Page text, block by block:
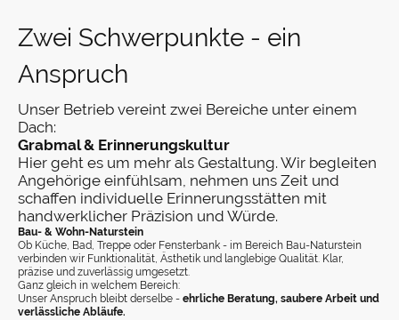
Zwei Schwerpunkte - ein
Anspruch
Unser Betrieb vereint zwei Bereiche unter einem
Dach:
Grabmal & Erinnerungskultur
Hier geht es um mehr als Gestaltung. Wir begleiten
Angehörige einfühlsam, nehmen uns Zeit und
schaffen individuelle Erinnerungsstätten mit
handwerklicher Präzision und Würde.
Bau- & Wohn-Naturstein
Ob Küche, Bad, Treppe oder Fensterbank - im Bereich Bau-Naturstein
verbinden wir Funktionalität, Ästhetik und langlebige Qualität. Klar,
präzise und zuverlässig umgesetzt.
Ganz gleich in welchem Bereich:
Unser Anspruch bleibt derselbe - ehrliche Beratung, saubere Arbeit und
verlässliche Abläufe.